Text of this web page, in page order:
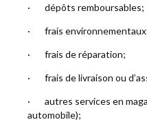
· dépôts remboursables;
· frais
· frais de réparation;
· frais de livraison ou
· autres services en
automobile);